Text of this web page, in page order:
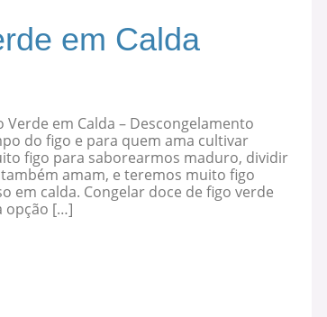
em Calda
Verde em Calda – Descongelamento
do figo e para quem ama cultivar
figo para saborearmos maduro, dividir
amam, e teremos muito figo
em calda. Congelar doce de figo verde
opção […]